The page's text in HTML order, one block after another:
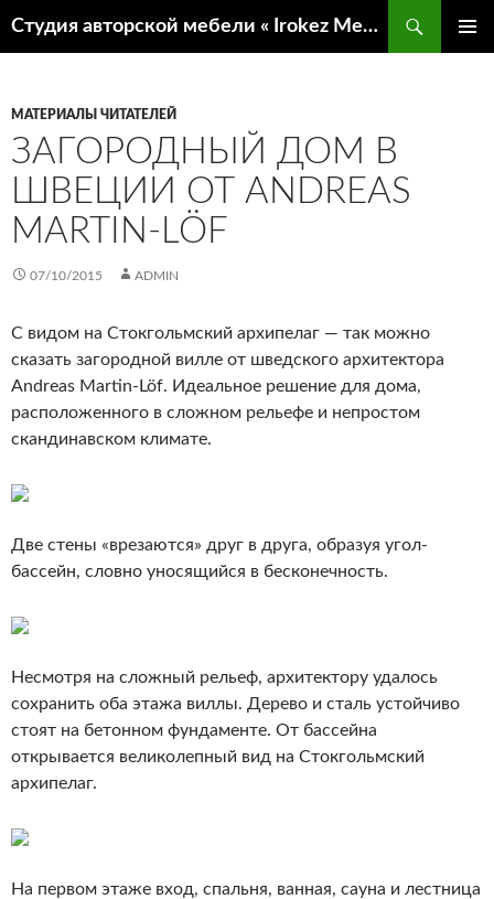
Студия авторской мебели « Irokez Мебель»
МАТЕРИАЛЫ ЧИТАТЕЛЕЙ
ЗАГОРОДНЫЙ ДОМ В
ШВЕЦИИ ОТ ANDREAS
MARTIN-LÖF
07/10/2015 ADMIN
С видом на Стокгольмский архипелаг — так можно
сказать загородной вилле от шведского архитектора
Andreas Martin-Löf. Идеальное решение для дома,
расположенного в сложном рельефе и непростом
скандинавском климате.
Две стены «врезаются» друг в друга, образуя угол-
бассейн, словно уносящийся в бесконечность.
Несмотря на сложный рельеф, архитектору удалось
сохранить оба этажа виллы. Дерево и сталь устойчиво
стоят на бетонном фундаменте. От бассейна
открывается великолепный вид на Стокгольмский
архипелаг.
На первом этаже вход, спальня, ванная, сауна и лестница